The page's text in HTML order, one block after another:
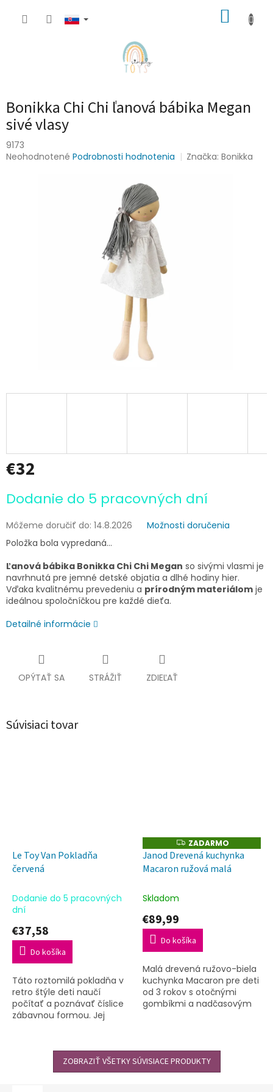
Bonikka Chi Chi ľanová bábika Megan
sivé vlasy
9173
Priemerné
Neohodnotené Podrobnosti hodnotenia Značka:Bonikka
€32
cena:
Dodanie do 5 pracovných dní
Môžeme doručiť do: 14.8.2026
Možnosti doručenia
Položka bola vypredaná…
Ľanová bábika Bonikka Chi Chi Megan so sivými vlasmi je
navrhnutá pre jemné detské objatia a dlhé hodiny hier.
Vďaka kvalitnému prevedeniu a prírodným materiálom je
ideálnou spoločníčkou pre každé dieťa.
Detailné informácie
OPÝTAŤ SA STRÁŽIŤ ZDIEĽAŤ
Súvisiaci tovar
Le Toy Van Pokladňa
červená
Dodanie do 5 pracovných
dní
€37,58
Do košíka
Táto roztomilá pokladňa v
retro štýle deti naučí
počítať a poznávať číslice
zábavnou formou. Jej
bankovky a drevené mince,
šuplík pokladne...
Z
A
D
A
ZADARMO
Janod Drevená kuchynka
Macaron ružová malá
Skladom
€89,99
Do košíka
Malá drevená ružovo-biela
kuchynka Macaron pre deti
od 3 rokov s otočnými
gombíkmi a nadčasovým
ZOBRAZIŤ VŠETKY SÚVISIACE PRODUKTY